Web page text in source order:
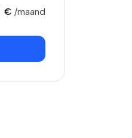
€ /maand